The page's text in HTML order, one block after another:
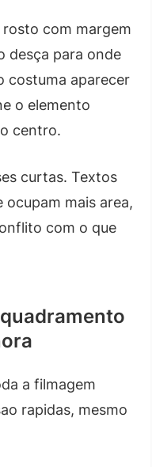
com margem
desça para onde
costuma aparecer
o elemento
centro.
curtas. Textos
ocupam mais area,
com o que
a filmagem
rapidas, mesmo